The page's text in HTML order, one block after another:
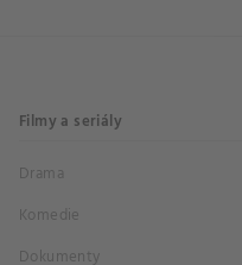
Filmy a seriály
Drama
Komedie
Dokumenty